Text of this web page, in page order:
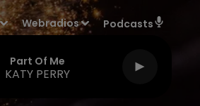
Webradios Podcasts
Part Of Me
KATY PERRY